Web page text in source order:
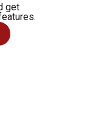
get